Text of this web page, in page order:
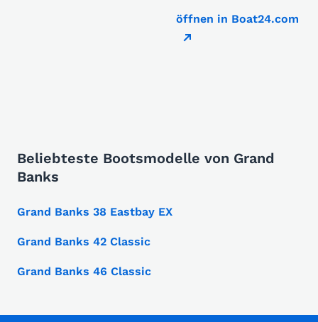
öffnen in Boat24.com
Beliebteste Bootsmodelle von Grand
Banks
Grand Banks 38 Eastbay EX
Grand Banks 42 Classic
Grand Banks 46 Classic